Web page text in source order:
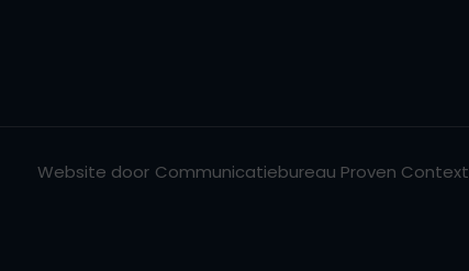
Website door Communicatiebureau Proven Context